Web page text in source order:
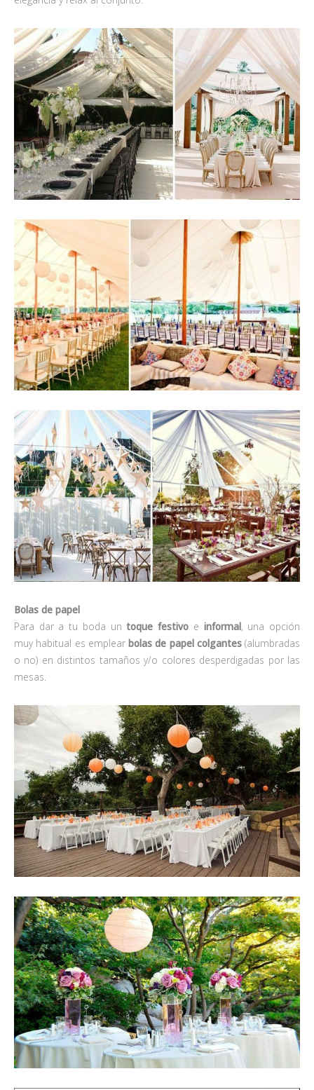
Bolas de papel
Para dar a tu boda untoque festivo e informal, una opción
muy habitual es emplear bolas de papel colgantes(alumbradas
o no) en distintos tamaños y/o colores desperdigadas por las
mesas.